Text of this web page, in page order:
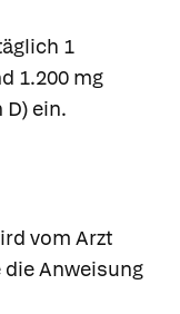
1
1.200 mg
ein.
vom Arzt
Anweisung